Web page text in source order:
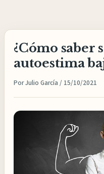
contenido
¿Cómo saber
autoestima
PorJulio García/ 15/10/2021